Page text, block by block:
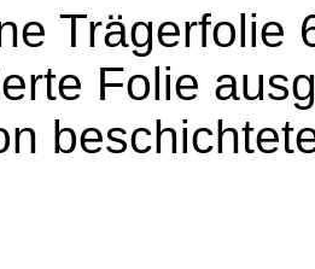
Trägerfolie
Folie